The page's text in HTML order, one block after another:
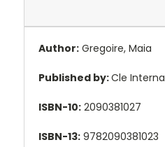
Author: Gregoire, Maia
Published by:Cle
ISBN-10: 2090381027
ISBN-13: 9782090381023